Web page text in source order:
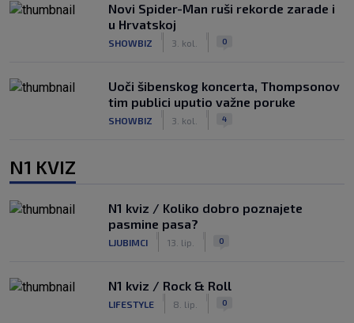
Novi Spider-Man ruši rekorde zarade i
u Hrvatskoj
SHOWBIZ 3. kol. 0
Uoči šibenskog koncerta, Thompsonov
tim publici uputio važne poruke
SHOWBIZ 3. kol. 4
N1 KVIZ
N1 kviz / Koliko dobro poznajete
pasmine pasa?
LJUBIMCI 13. lip. 0
N1 kviz / Rock & Roll
LIFESTYLE 8. lip. 0